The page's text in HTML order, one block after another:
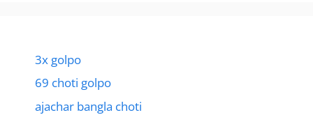
3x golpo
69 choti golpo
ajachar bangla choti